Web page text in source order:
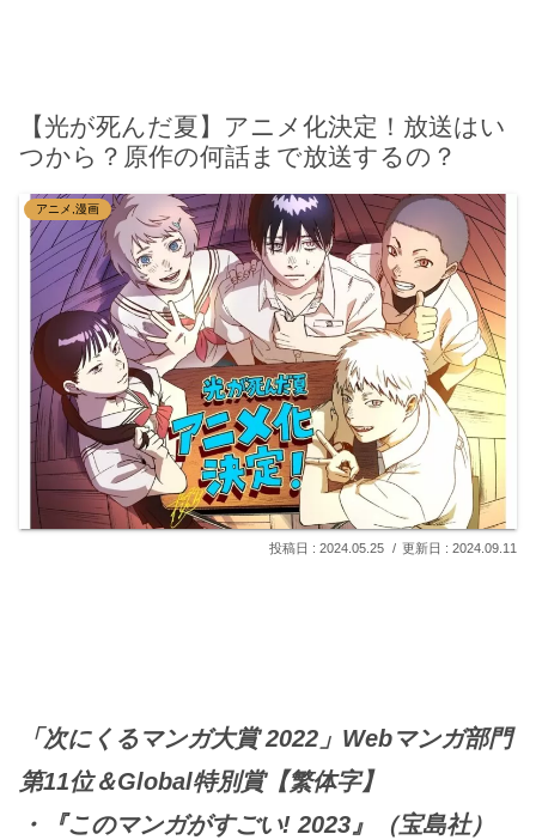
【光が死んだ夏】アニメ化決定！放送はい
つから？原作の何話まで放送するの？
アニメ,漫画
2024.05.25 2024.09.11
「次にくるマンガ大賞 2022」Webマンガ部門
第11位＆Global特別賞【繁体字】
・『このマンガがすごい! 2023』（宝島社）